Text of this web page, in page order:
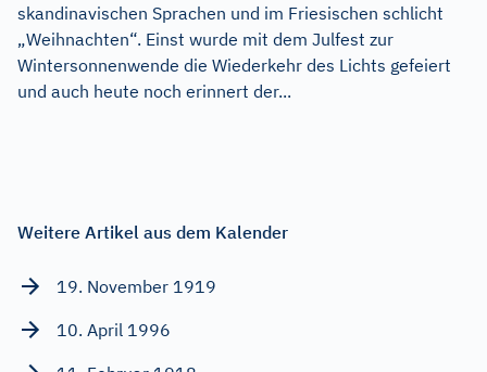
skandinavischen Sprachen und im Friesischen schlicht
„Weihnachten“. Einst wurde mit dem Julfest zur
Wintersonnenwende die Wiederkehr des Lichts gefeiert
und auch heute noch erinnert der...
Weitere Artikel aus dem Kalender
19. November 1919
10. April 1996